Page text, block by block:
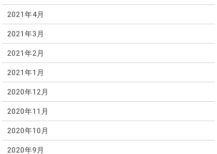
2021年4月
2021年3月
2021年2月
2021年1月
2020年12月
2020年11月
2020年10月
2020年9月